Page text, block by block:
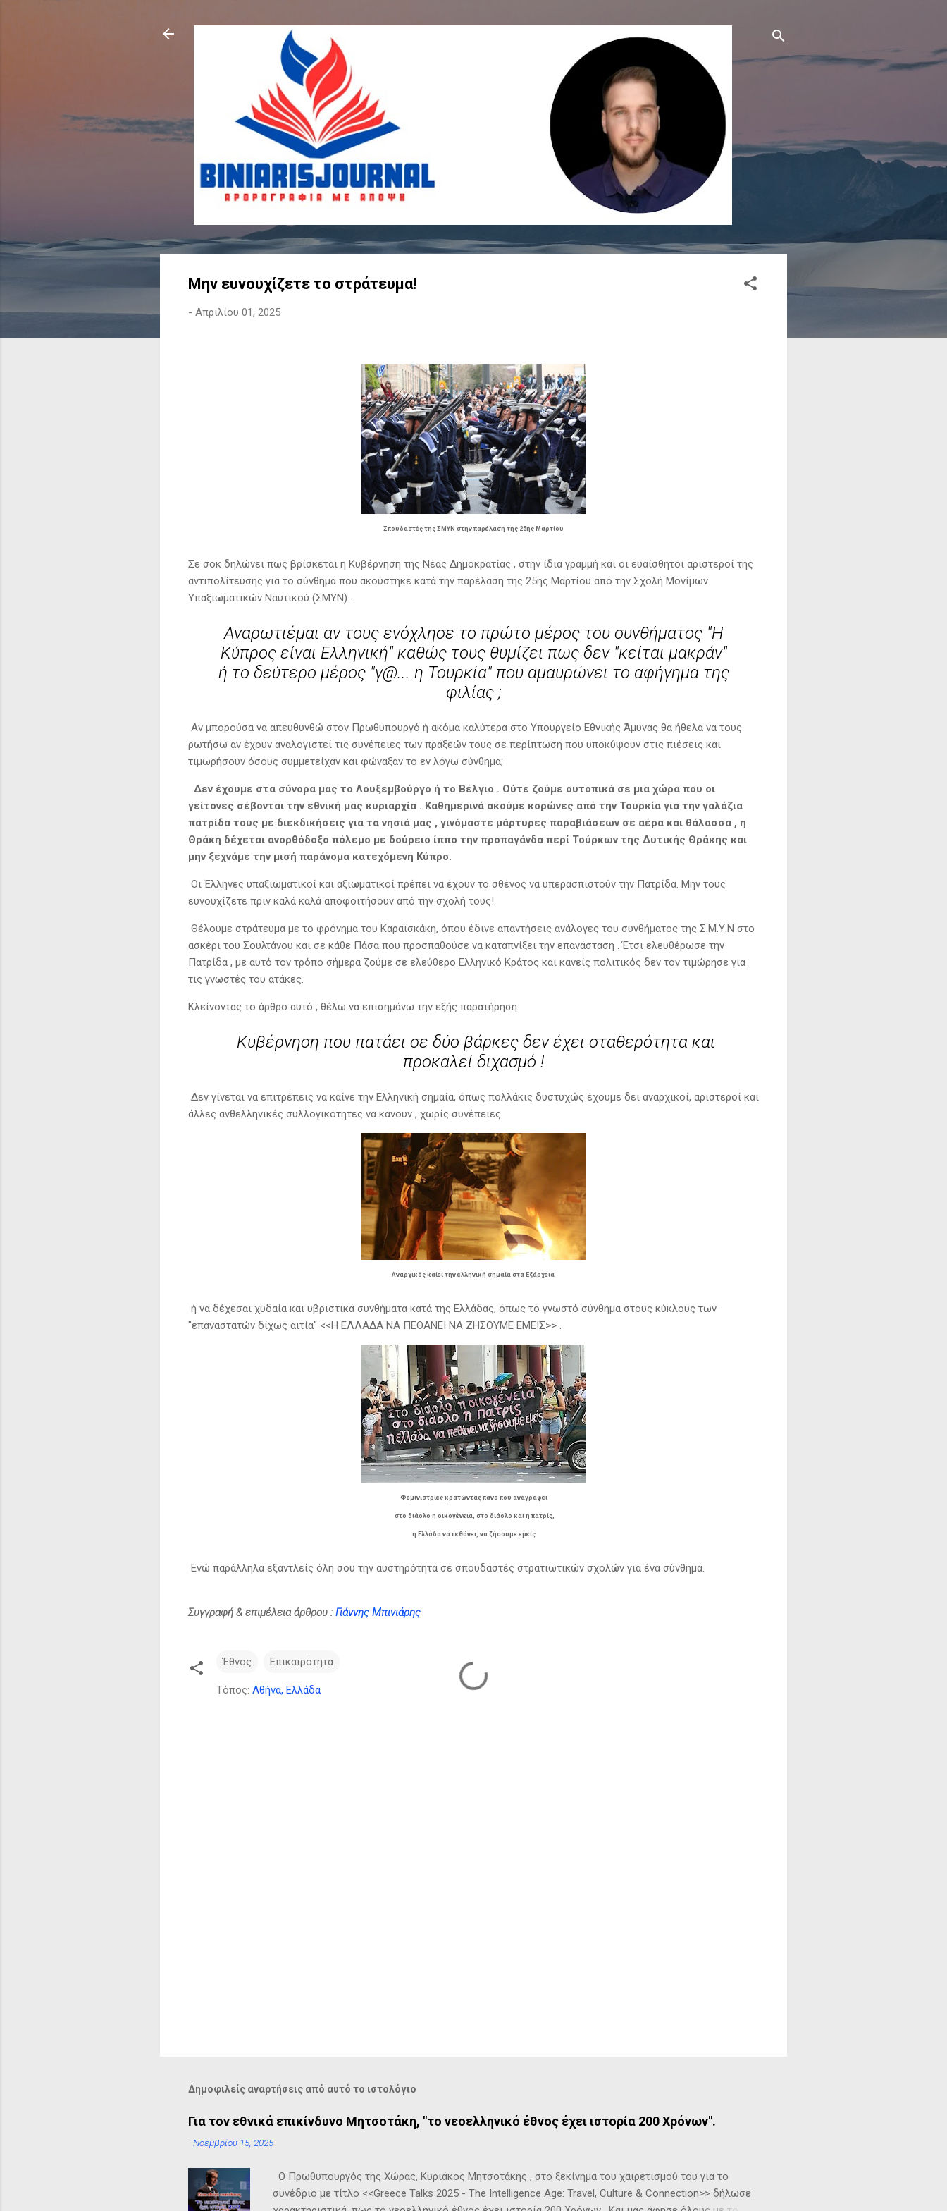
Μην ευνουχίζετε το στράτευμα!
- Απριλίου 01, 2025
Σπουδαστές της ΣΜΥΝ στην παρέλαση της 25ης Μαρτίου
Σε σοκ δηλώνει πως βρίσκεται η Κυβέρνηση της Νέας Δημοκρατίας , στην ίδια γραμμή και οι ευαίσθητοι αριστεροί της
αντιπολίτευσης για το σύνθημα που ακούστηκε κατά την παρέλαση της 25ης Μαρτίου από την Σχολή Μονίμων
Υπαξιωματικών Ναυτικού (ΣΜΥΝ) .
Αναρωτιέμαι αν τους ενόχλησε το πρώτο μέρος του συνθήματος "Η
Κύπρος είναι Ελληνική" καθώς τους θυμίζει πως δεν "κείται μακράν"
ή το δεύτερο μέρος "γ@... η Τουρκία" που αμαυρώνει το αφήγημα της
φιλίας ;
Αν μπορούσα να απευθυνθώ στον Πρωθυπουργό ή ακόμα καλύτερα στο Υπουργείο Εθνικής Άμυνας θα ήθελα να τους
ρωτήσω αν έχουν αναλογιστεί τις συνέπειες των πράξεών τους σε περίπτωση που υποκύψουν στις πιέσεις και
τιμωρήσουν όσους συμμετείχαν και φώναξαν το εν λόγω σύνθημα;
Δεν έχουμε στα σύνορα μας το Λουξεμβούργο ή το Βέλγιο . Ούτε ζούμε ουτοπικά σε μια χώρα που οι
γείτονες σέβονται την εθνική μας κυριαρχία . Καθημερινά ακούμε κορώνες από την Τουρκία για την γαλάζια
πατρίδα τους με διεκδικήσεις για τα νησιά μας , γινόμαστε μάρτυρες παραβιάσεων σε αέρα και θάλασσα , η
Θράκη δέχεται ανορθόδοξο πόλεμο με δούρειο ίππο την προπαγάνδα περί Τούρκων της Δυτικής Θράκης και
μην ξεχνάμε την μισή παράνομα κατεχόμενη Κύπρο.
Οι Έλληνες υπαξιωματικοί και αξιωματικοί πρέπει να έχουν το σθένος να υπερασπιστούν την Πατρίδα. Μην τους
ευνουχίζετε πριν καλά καλά αποφοιτήσουν από την σχολή τους!
Θέλουμε στράτευμα με το φρόνημα του Καραϊσκάκη, όπου έδινε απαντήσεις ανάλογες του συνθήματος της Σ.Μ.Υ.Ν στο
ασκέρι του Σουλτάνου και σε κάθε Πάσα που προσπαθούσε να καταπνίξει την επανάσταση . Έτσι ελευθέρωσε την
Πατρίδα , με αυτό τον τρόπο σήμερα ζούμε σε ελεύθερο Ελληνικό Κράτος και κανείς πολιτικός δεν τον τιμώρησε για
τις γνωστές του ατάκες.
Κλείνοντας το άρθρο αυτό , θέλω να επισημάνω την εξής παρατήρηση.
Κυβέρνηση που πατάει σε δύο βάρκες δεν έχει σταθερότητα και
προκαλεί διχασμό !
Δεν γίνεται να επιτρέπεις να καίνε την Ελληνική σημαία, όπως πολλάκις δυστυχώς έχουμε δει αναρχικοί, αριστεροί και
άλλες ανθελληνικές συλλογικότητες να κάνουν , χωρίς συνέπειες
Αναρχικός καίει την ελληνική σημαία στα Εξάρχεια
ή να δέχεσαι χυδαία και υβριστικά συνθήματα κατά της Ελλάδας, όπως το γνωστό σύνθημα στους κύκλους των
"επαναστατών δίχως αιτία" <<Η ΕΛΛΑΔΑ ΝΑ ΠΕΘΑΝΕΙ ΝΑ ΖΗΣΟΥΜΕ ΕΜΕΙΣ>> .
Φεμινίστριες κρατώντας πανό που αναγράφει
στο διάολο η οικογένεια, στο διάολο και η πατρίς,
η Ελλάδα να πεθάνει, να ζήσουμε εμείς
Ενώ παράλληλα εξαντλείς όλη σου την αυστηρότητα σε σπουδαστές στρατιωτικών σχολών για ένα σύνθημα.
Συγγραφή & επιμέλεια άρθρου : Γιάννης Μπινιάρης
Έθνος Επικαιρότητα
Τόπος: Αθήνα, Ελλάδα
Δημοφιλείς αναρτήσεις από αυτό το ιστολόγιο
Για τον εθνικά επικίνδυνο Μητσοτάκη, "το νεοελληνικό έθνος έχει ιστορία 200 Χρόνων".
-Νοεμβρίου 15, 2025
Ο Πρωθυπουργός της Χώρας, Κυριάκος Μητσοτάκης , στο ξεκίνημα του χαιρετισμού του για το
συνέδριο με τίτλο <<Greece Talks 2025 - The Intelligence Age: Travel, Culture & Connection>> δήλωσε